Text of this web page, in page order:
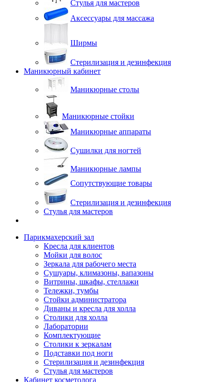
Стулья для мастеров
Аксессуары для массажа
Ширмы
Стерилизация и дезинфекция
Маникюрный кабинет
Маникюрные столы
Маникюрные стойки
Маникюрные аппараты
Сушилки для ногтей
Маникюрные лампы
Сопутствующие товары
Стерилизация и дезинфекция
Стулья для мастеров
Парикмахерский зал
Кресла для клиентов
Мойки для волос
Зеркала для рабочего места
Сушуары, климазоны, вапазоны
Витрины, шкафы, стеллажи
Тележки, тумбы
Стойки администратора
Диваны и кресла для холла
Столики для холла
Лаборатории
Комплектующие
Столики к зеркалам
Подставки под ноги
Стерилизация и дезинфекция
Стулья для мастеров
Кабинет косметолога